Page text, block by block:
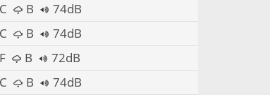
C B
74dB
C B
74dB
F B
72dB
C B
74dB